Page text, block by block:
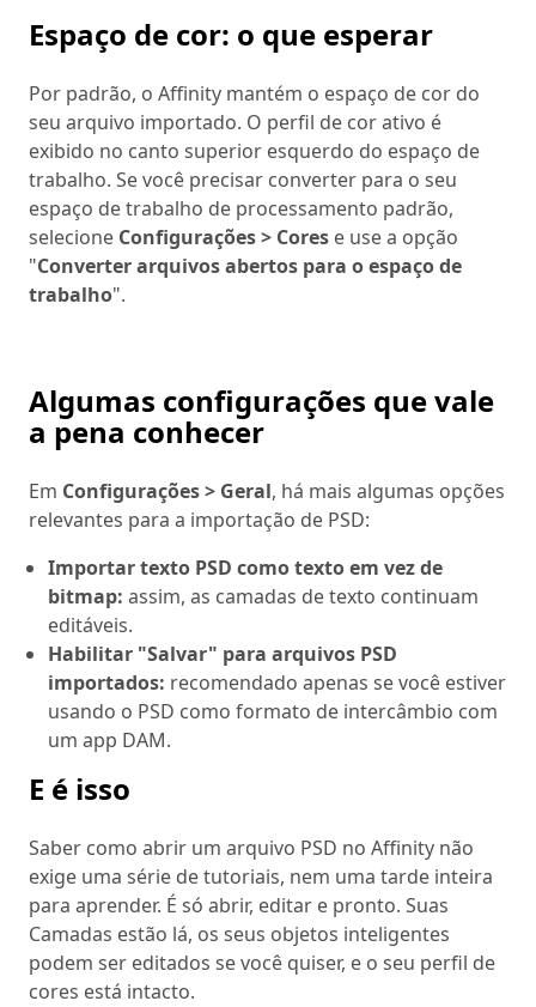
Espaço de cor: o que esperar
Por padrão, o Affinity mantém o espaço de cor do
seu arquivo importado. O perfil de cor ativo é
exibido no canto superior esquerdo do espaço de
trabalho. Se você precisar converter para o seu
espaço de trabalho de processamento padrão,
selecione Configurações > Cores e use a opção
"Converter arquivos abertos para o espaço de
trabalho".
Algumas configurações que vale
a pena conhecer
Em Configurações > Geral, há mais algumas opções
relevantes para a importação de PSD:
Importar texto PSD como texto em vez de
bitmap: assim, as camadas de texto continuam
editáveis.
Habilitar "Salvar" para arquivos PSD
importados: recomendado apenas se você estiver
usando o PSD como formato de intercâmbio com
um app DAM.
E é isso
Saber como abrir um arquivo PSD no Affinity não
exige uma série de tutoriais, nem uma tarde inteira
para aprender. É só abrir, editar e pronto. Suas
Camadas estão lá, os seus objetos inteligentes
podem ser editados se você quiser, e o seu perfil de
cores está intacto.